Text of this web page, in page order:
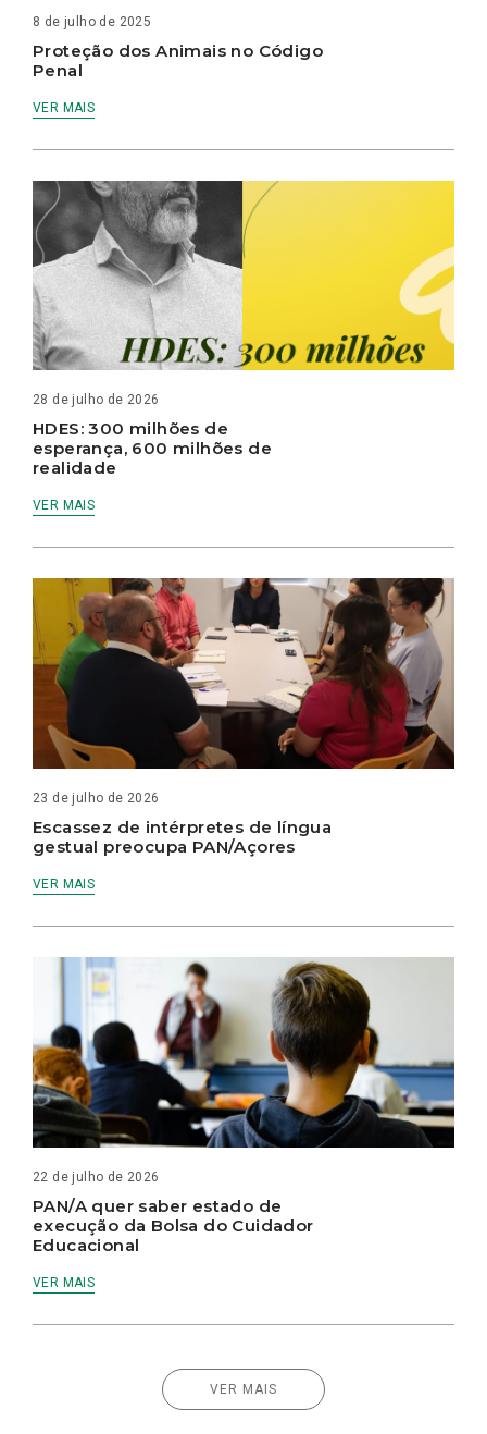
8 de julho de 2025
Proteção dos Animais no Código
Penal
VER MAIS
28 de julho de 2026
HDES: 300 milhões de
esperança, 600 milhões de
realidade
VER MAIS
23 de julho de 2026
Escassez de intérpretes de língua
gestual preocupa PAN/Açores
VER MAIS
22 de julho de 2026
PAN/A quer saber estado de
execução da Bolsa do Cuidador
Educacional
VER MAIS
VER MAIS